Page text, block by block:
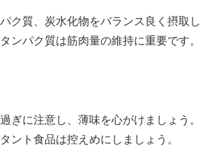
ク質、炭水化物をバランス良く摂取し
ンパク質は筋肉量の維持に重要です。
ぎに注意し、薄味を心がけましょう。
ント食品は控えめにしましょう。